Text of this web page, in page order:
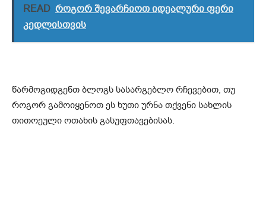
READ როგორ შევარჩიოთ იდეალური ფერი
კედლისთვის
წარმოგიდგენთ ბლოგს სასარგებლო რჩევებით, თუ
როგორ გამოიყენოთ ეს ხუთი ურნა თქვენი სახლის
თითოეული ოთახის გასუფთავებისას.